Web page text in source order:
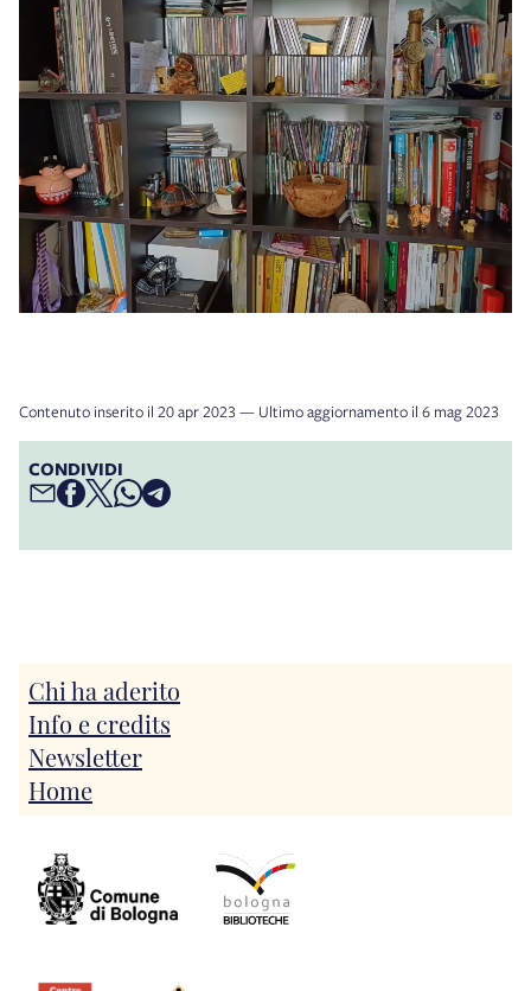
CONDIVIDI
Contenuto inserito il 20 apr 2023 — Ultimo aggiornamento il 6 mag 2023
Chi ha aderito
Info e credits
Newsletter
Home